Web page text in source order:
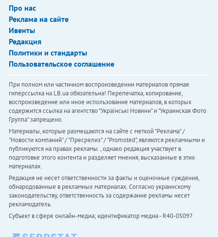
Про нас
Реклама на сайте
Ивенты
Редакция
Политики и стандарты
Пользовательское соглашение
При полном или частичном воспроизведении материалов прямая
гиперссылка на LB.ua обязательна! Перепечатка, копирование,
воспроизведение или иное использование материалов, в которых
содержится ссылка на агентство "Українськi Новини" и "Украинская Фото
Группа" запрещено.
Материалы, которые размещаются на сайте с меткой "Реклама" /
"Новости компаний" / "Пресрелиз" / "Promoted", являются рекламными и
публикуются на правах рекламы. , однако редакция участвует в
подготовке этого контента и разделяет мнения, высказанные в этих
материалах.
Редакция не несет ответственности за факты и оценочные суждения,
обнародованные в рекламных материалах. Согласно украинскому
законодательству, ответственность за содержание рекламы несет
рекламодатель.
Субъект в сфере онлайн-медиа; идентификатор медиа - R40-05097